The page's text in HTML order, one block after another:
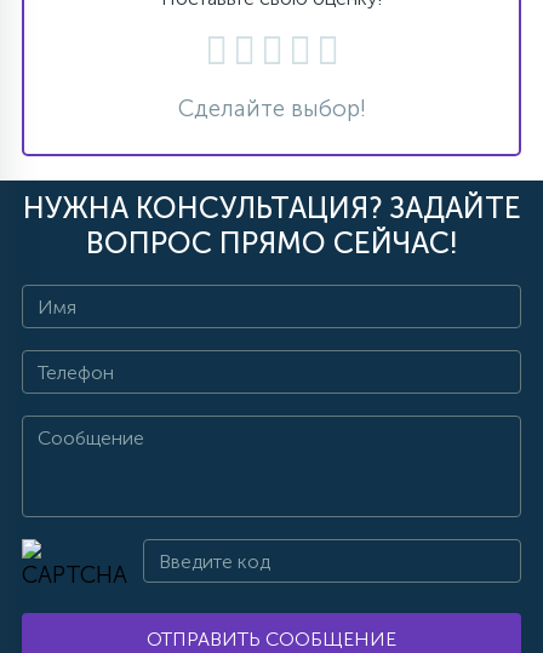
Сделайте выбор!
НУЖНА КОНСУЛЬТАЦИЯ? ЗАДАЙТЕ
ВОПРОС ПРЯМО СЕЙЧАС!
ОТПРАВИТЬ СООБЩЕНИЕ